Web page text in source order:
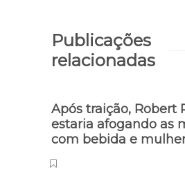
Publicações
relacionadas
Após traição, Robert
estaria afogando as
com bebida e